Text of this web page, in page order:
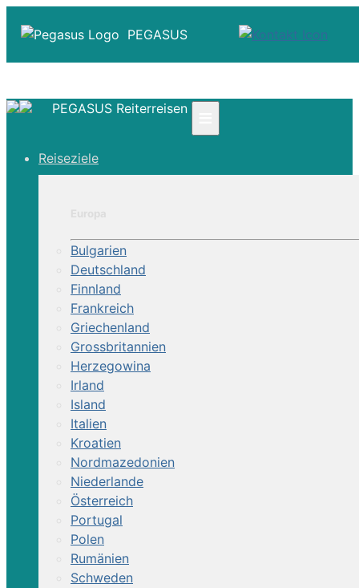
PEGASUS
☎ Deutschland 0800 - 505 18 01
Über Uns
PEGASUS Reiterreisen
Reiseziele
Bulgarien
Deutschland
Finnland
Frankreich
Griechenland
Grossbritannien
Herzegowina
Irland
Island
Italien
Kroatien
Nordmazedonien
Niederlande
Österreich
Portugal
Polen
Rumänien
Schweden